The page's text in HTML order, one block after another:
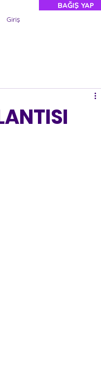
Giriş
BAĞIŞ YAP